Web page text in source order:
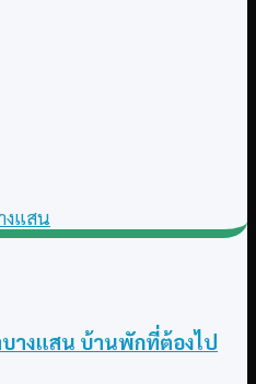
างแสน บ้านพักที่ต้องไป